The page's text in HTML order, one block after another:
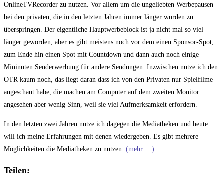
OnlineTVRecorder zu nutzen. Vor allem um die ungeliebten Werbepausen
bei den privaten, die in den letzten Jahren immer länger wurden zu
überspringen. Der eigentliche Hauptwerbeblock ist ja nicht mal so viel
länger geworden, aber es gibt meistens noch vor dem einen Sponsor-Spot,
zum Ende hin einen Spot mit Countdown und dann auch noch einige
Mininuten Senderwerbung für andere Sendungen. Inzwischen nutze ich den
OTR kaum noch, das liegt daran dass ich von den Privaten nur Spielfilme
angeschaut habe, die machen am Computer auf dem zweiten Monitor
angesehen aber wenig Sinn, weil sie viel Aufmerksamkeit erfordern.
In den letzten zwei Jahren nutze ich dagegen die Mediatheken und heute
will ich meine Erfahrungen mit denen wiedergeben. Es gibt mehrere
Möglichkeiten die Mediatheken zu nutzen: (mehr …)
Teilen: